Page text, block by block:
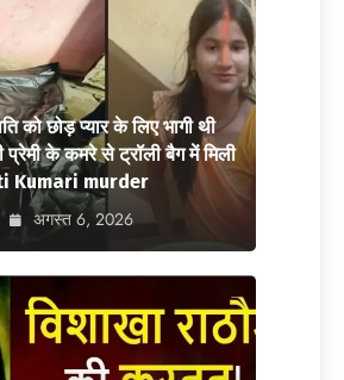
को छोड़ प्यार के लिए भागी थी
प्रेमी के कमरे से ट्रॉली बैग में मिली
Kumari murder
अगस्त 6, 2026